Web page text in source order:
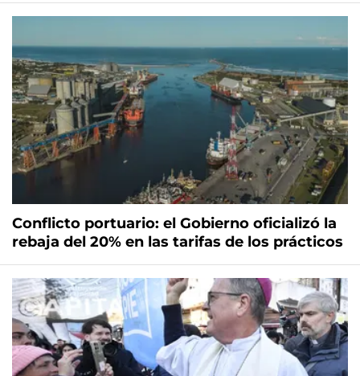
Conflicto portuario: el Gobierno oficializó la
rebaja del 20% en las tarifas de los prácticos